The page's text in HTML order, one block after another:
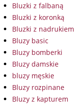
Bluzki z falbaną
Bluzki z koronką
Bluzki z nadrukiem
Bluzy basic
Bluzy bomberki
Bluzy damskie
bluzy męskie
Bluzy rozpinane
Bluzy z kapturem